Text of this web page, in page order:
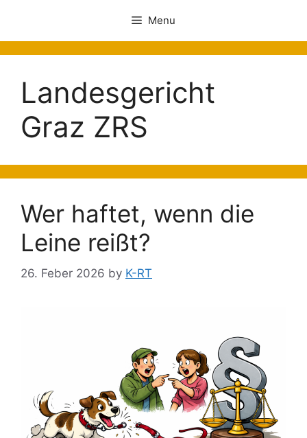
Menu
Landesgericht
Graz ZRS
Wer haftet, wenn die
Leine reißt?
26. Feber 2026 by K-RT